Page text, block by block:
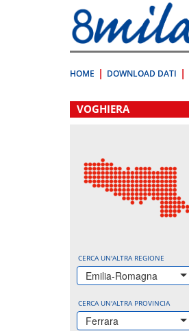
direttamente
a:
Contenuto
HOME DOWNLOAD DATI
.
VOGHIERA
CERCA UN'ALTRA REGIONE
Emilia-Romagna
CERCA UN'ALTRA PROVINCIA
Ferrara